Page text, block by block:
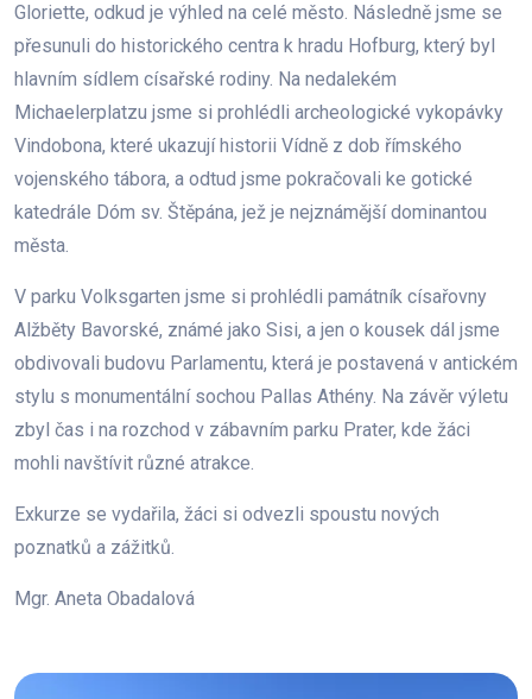
Gloriette, odkud je výhled na celé město. Následně jsme se
přesunuli do historického centra k hradu Hofburg, který byl
hlavním sídlem císařské rodiny. Na nedalekém
Michaelerplatzu jsme si prohlédli archeologické vykopávky
Vindobona, které ukazují historii Vídně z dob římského
vojenského tábora, a odtud jsme pokračovali ke gotické
katedrále Dóm sv. Štěpána, jež je nejznámější dominantou
města.
V parku Volksgarten jsme si prohlédli památník císařovny
Alžběty Bavorské, známé jako Sisi, a jen o kousek dál jsme
obdivovali budovu Parlamentu, která je postavená v antickém
stylu s monumentální sochou Pallas Athény. Na závěr výletu
zbyl čas i na rozchod v zábavním parku Prater, kde žáci
mohli navštívit různé atrakce.
Exkurze se vydařila, žáci si odvezli spoustu nových
poznatků a zážitků.
Mgr. Aneta Obadalová